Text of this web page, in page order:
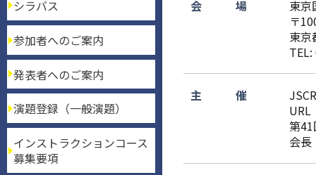
シラバス
参加者へのご案内
発表者へのご案内
演題登録（一般演題）
インストラクションコース
募集要項
会場
東京
〒
東京
主催
URL
第41
会